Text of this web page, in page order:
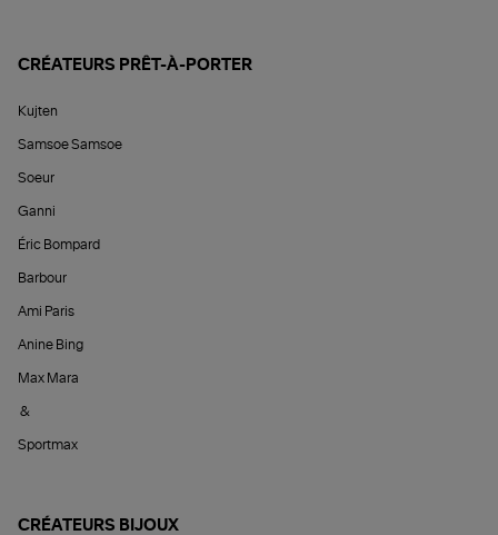
CRÉATEURS PRÊT-À-PORTER
Kujten
Samsoe Samsoe
Soeur
Ganni
Éric Bompard
Barbour
Ami Paris
Anine Bing
Max Mara
&
Sportmax
CRÉATEURS BIJOUX